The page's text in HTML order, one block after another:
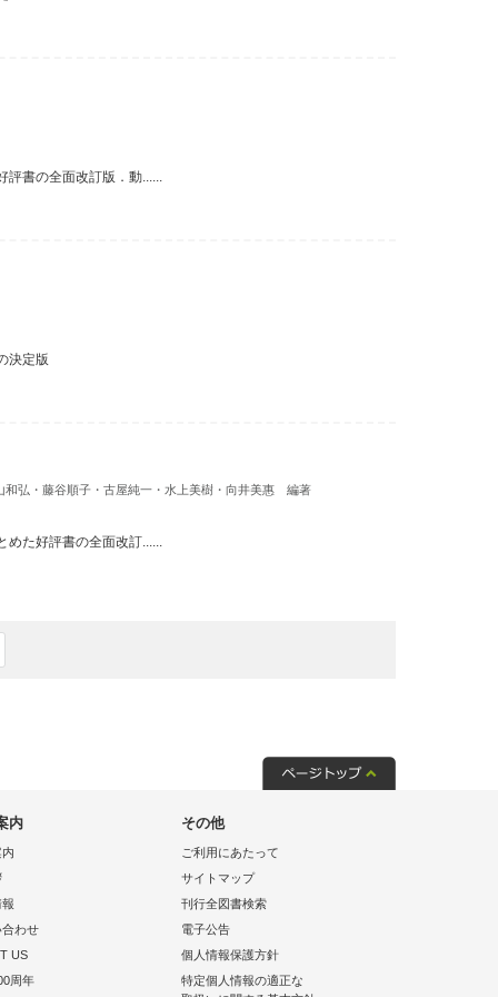
評書の全面改訂版．動......
決定版
弘・藤谷順子・古屋純一・水上美樹・向井美惠 編著
めた好評書の全面改訂......
内
わせ
US
周年
その他
ご利用にあたって
サイトマップ
刊行全図書検索
電子公告
個人情報保護方針
特定個人情報の適正な